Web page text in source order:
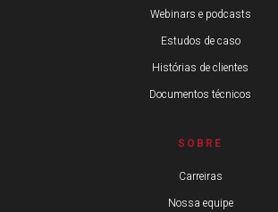
Webinars e podcasts
Estudos de caso
Histórias de clientes
Documentos técnicos
SOBRE
Carreiras
Nossa equipe